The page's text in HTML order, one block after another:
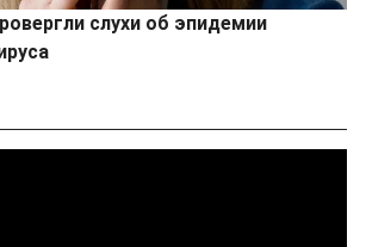
слухи об эпидемии